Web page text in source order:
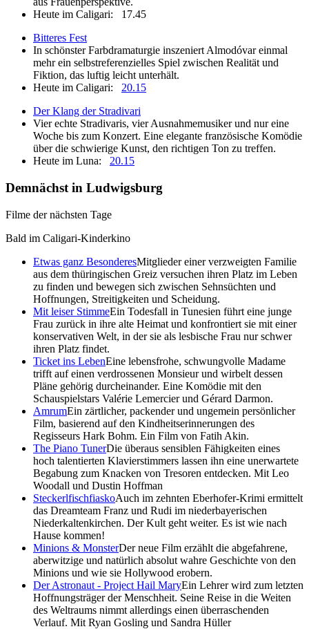
Heute im Caligari: 17.45
Bitteres Fest
In schönster Farbdramaturgie inszeniert Almodóvar einmal
mehr ein selbstreferenzielles Spiel zwischen Realität und
Fiktion, das luftig leicht unterhält.
Heute im Caligari: 20.15
Der Klang der Stradivari
Vier echte Stradivaris, vier Ausnahmemusiker und nur eine
Woche bis zum Konzert. Eine elegante französische Komödie
über die schwierige Kunst, den richtigen Ton zu treffen.
Heute im Luna: 20.15
Demnächst in Ludwigsburg
Filme der nächsten Tage
Bald im Caligari-Kinderkino
Etwas ganz BesonderesMitglieder einer verzweigten Familie
aus dem thüringischen Greiz versuchen ihren Platz im Leben
zu finden und bewegen sich zwischen Sehnsüchten und
Hoffnungen, Streitigkeiten und Scheidung.
Mit leiser StimmeEin Todesfall in Tunesien führt eine junge
Frau zurück in ihre alte Heimat und konfrontiert sie mit einer
konservativen Welt, in der sie als lesbische Frau nur schwer
ihren Platz findet.
Ticket ins LebenEine lebensfrohe, schwungvolle Madame
trifft auf einen verdrossenen Monsieur und wirbelt dessen
Pläne gehörig durcheinander. Eine Komödie mit den
Schauspielstars Valérie Lemercier und Gérard Darmon.
AmrumEin zärtlicher, packender und ungemein persönlicher
Film, basierend auf den Kindheitserinnerungen des
Regisseurs Hark Bohm. Ein Film von Fatih Akin.
The Piano TunerDie überaus sensiblen Fähigkeiten eines
hoch talentierten Klavierstimmers lassen ihn eine unerwartete
Begabung zum Knacken von Tresoren entdecken. Mit Leo
Woodall und Dustin Hoffman
SteckerlfischfiaskoAuch im zehnten Eberhofer-Krimi ermittelt
das Dreamteam Franz und Rudi im niederbayerischen
Niederkaltenkirchen. Der Kult geht weiter. Es ist wie nach
Hause kommen!
Minions & MonsterDer neue Film erzählt die abgefahrene,
aberwitzige und natürlich absolut wahre Geschichte von den
Minions und wie sie Hollywood erobern.
Der Astronaut - Project Hail MaryEin Lehrer wird zum letzten
Hoffnungsträger der Menschheit. Seine Reise in die Weiten
des Weltraums nimmt allerdings einen überraschenden
Verlauf. Mit Ryan Gosling und Sandra Hüller